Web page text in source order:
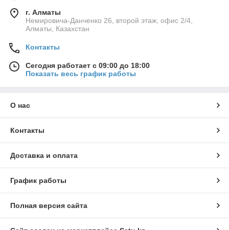
г. Алматы
Немировича-Данченко 26, второй этаж, офис 2/4,
Алматы, Казахстан
Контакты
Сегодня работает с 09:00 до 18:00
Показать весь график работы
О нас
Контакты
Доставка и оплата
График работы
Полная версия сайта